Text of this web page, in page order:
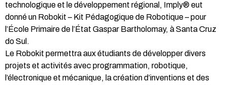
technologique et le développement régional, Imply® eut
donné un Robokit – Kit Pédagogique de Robotique – pour
l’École Primaire de l’État Gaspar Bartholomay, à Santa Cruz
do Sul.
Le Robokit permettra aux étudiants de développer divers
projets et activités avec programmation, robotique,
l’électronique et mécanique, la création d’inventions et des